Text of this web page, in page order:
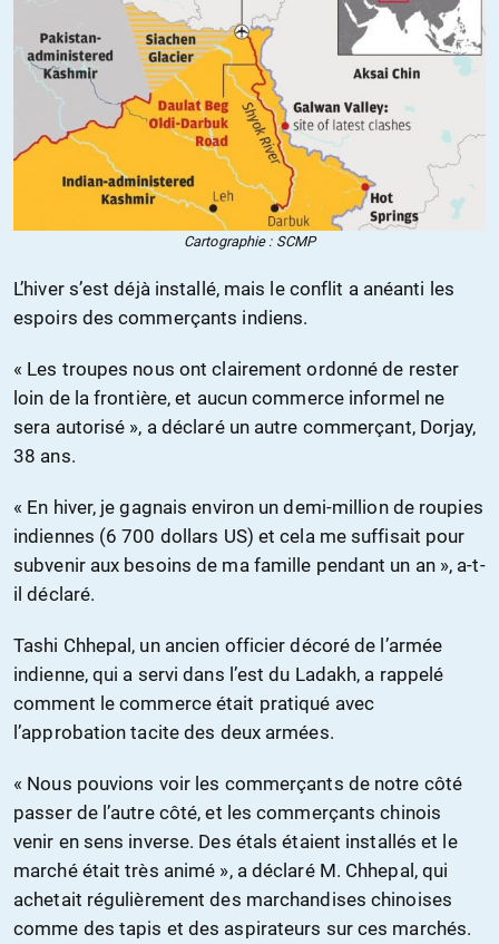
Cartographie : SCMP
L’hiver s’est déjà installé, mais le conflit a anéanti les
espoirs des commerçants indiens.
« Les troupes nous ont clairement ordonné de rester
loin de la frontière, et aucun commerce informel ne
sera autorisé », a déclaré un autre commerçant, Dorjay,
38 ans.
« En hiver, je gagnais environ un demi-million de roupies
indiennes (6 700 dollars US) et cela me suffisait pour
subvenir aux besoins de ma famille pendant un an », a-t-
il déclaré.
Tashi Chhepal, un ancien officier décoré de l’armée
indienne, qui a servi dans l’est du Ladakh, a rappelé
comment le commerce était pratiqué avec
l’approbation tacite des deux armées.
« Nous pouvions voir les commerçants de notre côté
passer de l’autre côté, et les commerçants chinois
venir en sens inverse. Des étals étaient installés et le
marché était très animé », a déclaré M. Chhepal, qui
achetait régulièrement des marchandises chinoises
comme des tapis et des aspirateurs sur ces marchés.